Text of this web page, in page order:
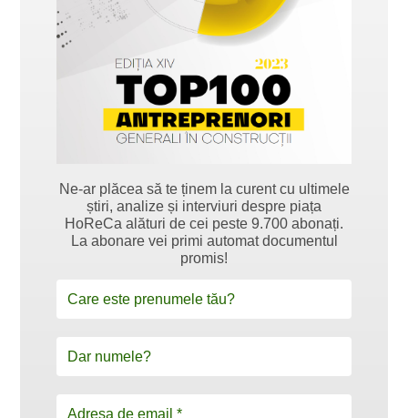
Ne-ar plăcea să te ținem la curent cu ultimele
știri, analize și interviuri despre piața
HoReCa alături de cei peste 9.700 abonați.
La abonare vei primi automat documentul
promis!